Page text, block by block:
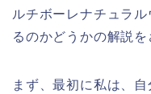
ルチボーレナチュラ
るのかどうかの解説を
まず、最初に私は、